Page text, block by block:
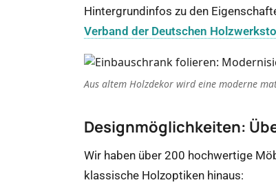
Hintergrundinfos zu den
Verband der Deutschen
Aus altem Holzdekor wird eine moderne
Designmöglichkeiten:
Wir haben über 200 hochwertige
klassische Holzoptiken hinaus: